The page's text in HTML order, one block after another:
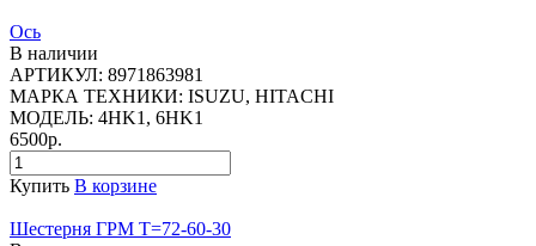
Ось
В наличии
АРТИКУЛ: 8971863981
МАРКА ТЕХНИКИ: ISUZU, HITACHI
МОДЕЛЬ: 4HK1, 6HK1
6500р.
Купить В корзине
Шестерня ГРМ Т=72-60-30